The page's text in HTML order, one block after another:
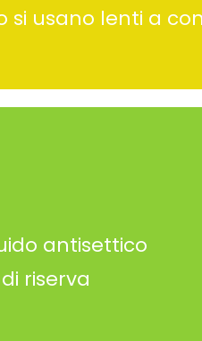
si usano lenti a
antisettico
riserva